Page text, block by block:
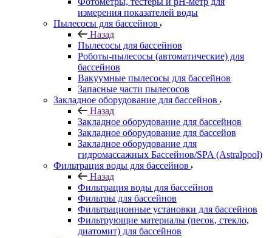
измерения показателей воды
Пылесосы для бассейнов
Назад
Пылесосы для бассейнов
Роботы-пылесосы (автоматические) для
бассейнов
Вакуумные пылесосы для бассейнов
Запасные части пылесосов
Закладное оборудование для бассейнов
Назад
Закладное оборудование для бассейнов
Закладное оборудование для бассейов
Закладное оборудование для
гидромассажных Бассейнов/SPA (Astralpool)
Фильтрация воды для бассейнов
Назад
Фильтрация воды для бассейнов
Фильтры для бассейнов
Фильтрационные установки для бассейнов
Фильтрующие материалы (песок, стекло,
диатомит) для бассейнов